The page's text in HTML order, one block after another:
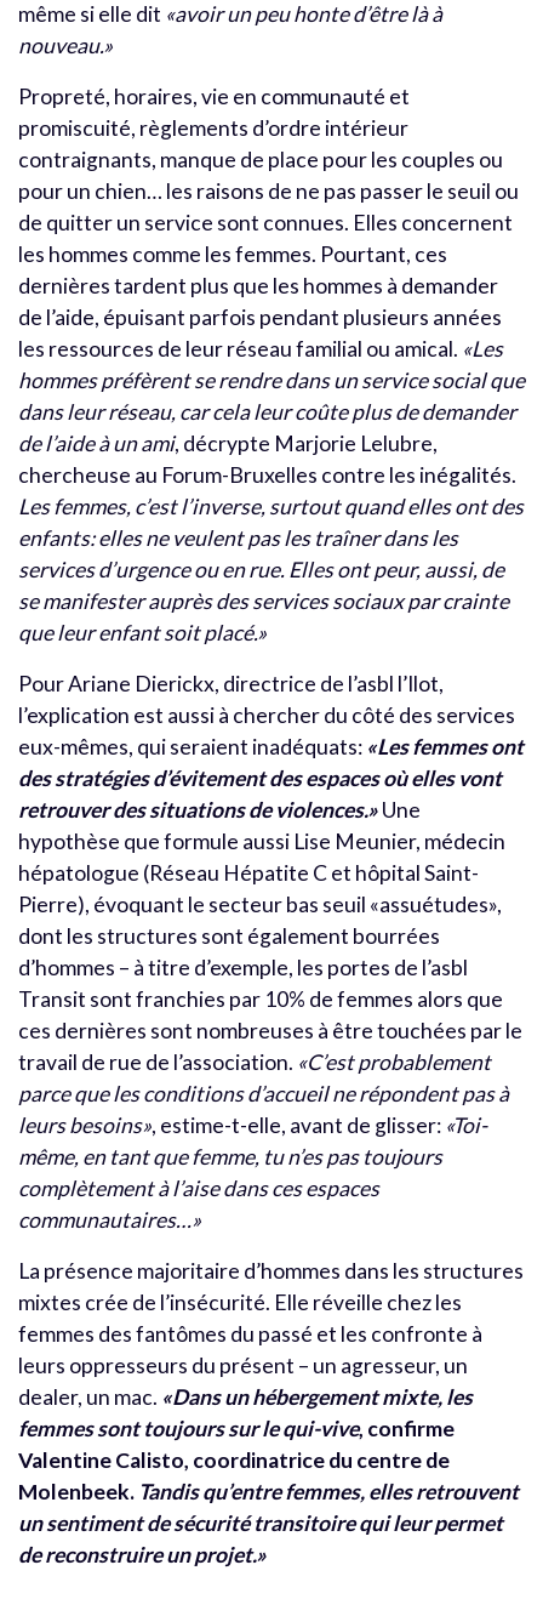
même si elle dit «avoir un peu honte d’être là à
nouveau.»
Propreté, horaires, vie en communauté et
promiscuité, règlements d’ordre intérieur
contraignants, manque de place pour les couples ou
pour un chien… les raisons de ne pas passer le seuil ou
de quitter un service sont connues. Elles concernent
les hommes comme les femmes. Pourtant, ces
dernières tardent plus que les hommes à demander
de l’aide, épuisant parfois pendant plusieurs années
les ressources de leur réseau familial ou amical. «Les
hommes préfèrent se rendre dans un service social que
dans leur réseau, car cela leur coûte plus de demander
de l’aide à un ami, décrypte Marjorie Lelubre,
chercheuse au Forum-Bruxelles contre les inégalités.
Les femmes, c’est l’inverse, surtout quand elles ont des
enfants: elles ne veulent pas les traîner dans les
services d’urgence ou en rue. Elles ont peur, aussi, de
se manifester auprès des services sociaux par crainte
que leur enfant soit placé.»
Pour Ariane Dierickx, directrice de l’asbl l’Ilot,
l’explication est aussi à chercher du côté des services
eux-mêmes, qui seraient inadéquats: «Les femmes ont
des stratégies d’évitement des espaces où elles vont
retrouver des situations de violences.»Une
hypothèse que formule aussi Lise Meunier, médecin
hépatologue (Réseau Hépatite C et hôpital Saint-
Pierre), évoquant le secteur bas seuil «assuétudes»,
dont les structures sont également bourrées
d’hommes – à titre d’exemple, les portes de l’asbl
Transit sont franchies par 10% de femmes alors que
ces dernières sont nombreuses à être touchées par le
travail de rue de l’association. «C’est probablement
parce que les conditions d’accueil ne répondent pas à
leurs besoins», estime-t-elle, avant de glisser: «Toi-
même, en tant que femme, tu n’es pas toujours
complètement à l’aise dans ces espaces
communautaires…»
La présence majoritaire d’hommes dans les structures
mixtes crée de l’insécurité. Elle réveille chez les
femmes des fantômes du passé et les confronte à
leurs oppresseurs du présent – un agresseur, un
dealer, un mac. «Dans un hébergement mixte, les
femmes sont toujours sur le qui-vive, confirme
Valentine Calisto, coordinatrice du centre de
Molenbeek. Tandis qu’entre femmes, elles retrouvent
un sentiment de sécurité transitoire qui leur permet
de reconstruire un projet.»